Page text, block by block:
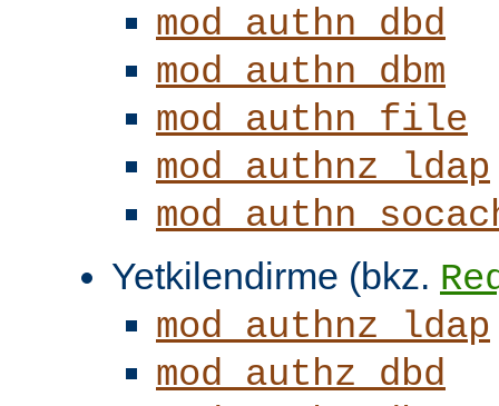
mod_authn_dbd
mod_authn_dbm
mod_authn_file
mod_authnz_ldap
Yetkilendirme (bkz.
mod_authnz_ldap
mod_authz_dbd